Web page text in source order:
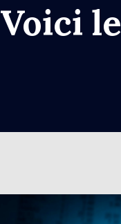
Voici le